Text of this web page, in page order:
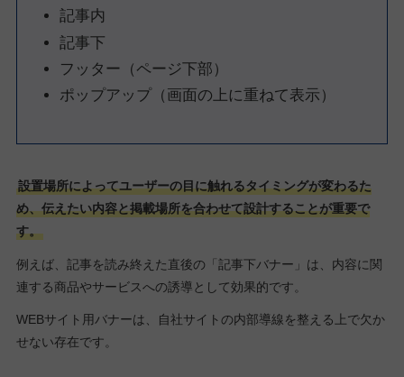
記事内
記事下
フッター（ページ下部）
ポップアップ（画面の上に重ねて表示）
設置場所によってユーザーの目に触れるタイミングが変わるた
め、伝えたい内容と掲載場所を合わせて設計することが重要で
す。
例えば、記事を読み終えた直後の「記事下バナー」は、内容に関
連する商品やサービスへの誘導として効果的です。
WEBサイト用バナーは、自社サイトの内部導線を整える上で欠か
せない存在です。